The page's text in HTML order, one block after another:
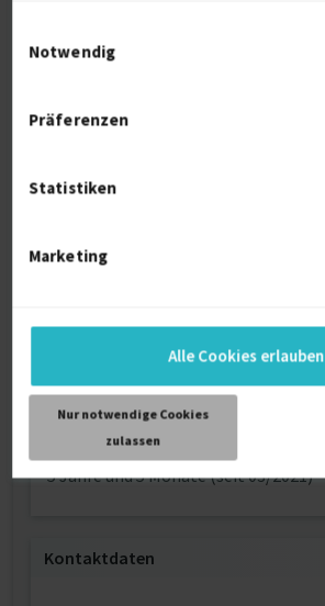
Notwendig
Präferenzen
Statistiken
Marketing
Alle Cookies erlauben
Nur notwendige Cookies
zulassen
Persönliche Daten
Deutsch (Muttersprache)
auf Anfrage
Alter
31
5 Jahre und 5 Monate (seit 03/2021)
Kontaktdaten